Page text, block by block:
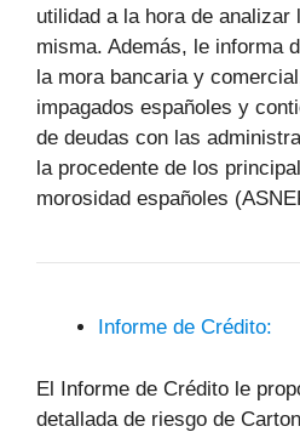
utilidad a la hora de analizar
misma. Además, le informa
la mora bancaria y
impagados españoles y
de deudas con las
la procedente de los
morosidad españoles
Informe de Crédito:
El Informe de Crédito le
detallada de riesgo de